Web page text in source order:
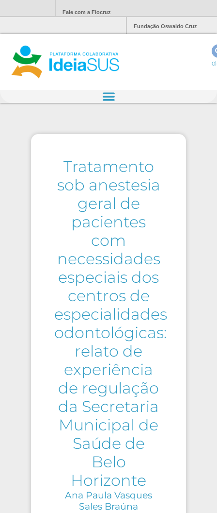
Fale com a Fiocruz
Fundação Oswaldo Cruz
Tratamento
sob anestesia
geral de
pacientes
com
necessidades
especiais dos
centros de
especialidades
odontológicas:
relato de
experiência
de regulação
da Secretaria
Municipal de
Saúde de
Belo
Horizonte
Ana Paula Vasques
Sales Braúna